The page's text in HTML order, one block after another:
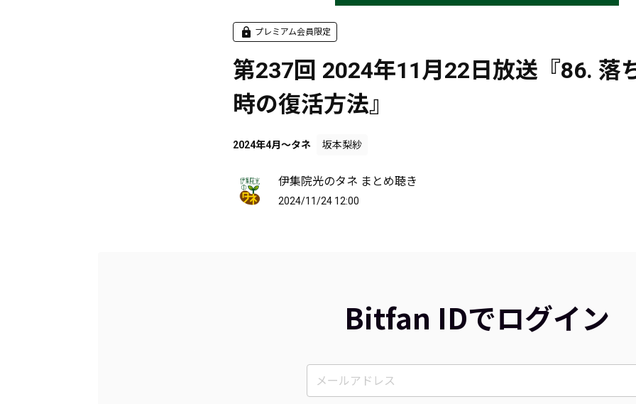
プレミアム会員限定
第237回 2024年11月22日放送『86. 落
時の復活方法』
2024年4月～タネ 坂本梨紗
伊集院光のタネ まとめ聴き
2024/11/24 12:00
Bitfan IDでログイン